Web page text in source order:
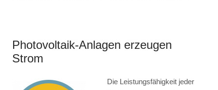
Photovoltaik-Anlagen erzeugen
Strom
Die Leistungsfähigkeit jeder